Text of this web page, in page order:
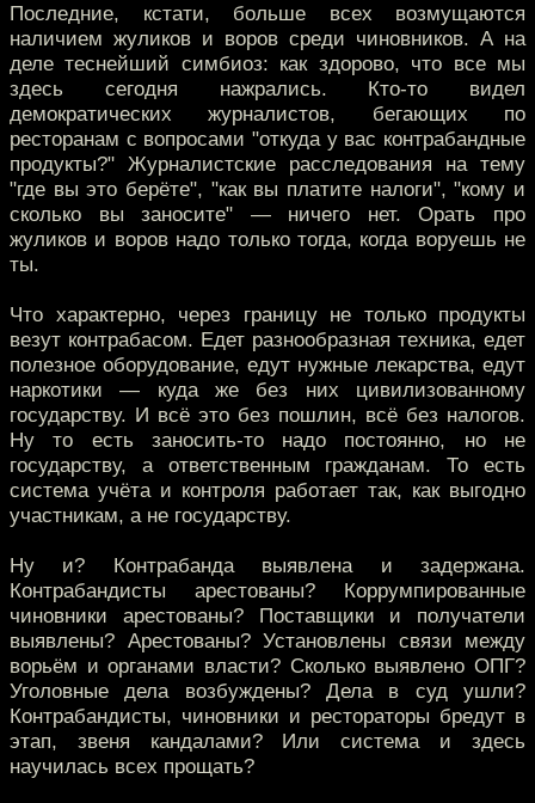
Последние, кстати, больше всех возмущаются
наличием жуликов и воров среди чиновников. А на
деле теснейший симбиоз: как здорово, что все мы
здесь сегодня нажрались. Кто-то видел
демократических журналистов, бегающих по
ресторанам с вопросами "откуда у вас контрабандные
продукты?" Журналистские расследования на тему
"где вы это берёте", "как вы платите налоги", "кому и
сколько вы заносите" — ничего нет. Орать про
жуликов и воров надо только тогда, когда воруешь не
ты.
Что характерно, через границу не только продукты
везут контрабасом. Едет разнообразная техника, едет
полезное оборудование, едут нужные лекарства, едут
наркотики — куда же без них цивилизованному
государству. И всё это без пошлин, всё без налогов.
Ну то есть заносить-то надо постоянно, но не
государству, а ответственным гражданам. То есть
система учёта и контроля работает так, как выгодно
участникам, а не государству.
Ну и? Контрабанда выявлена и задержана.
Контрабандисты арестованы? Коррумпированные
чиновники арестованы? Поставщики и получатели
выявлены? Арестованы? Установлены связи между
ворьём и органами власти? Сколько выявлено ОПГ?
Уголовные дела возбуждены? Дела в суд ушли?
Контрабандисты, чиновники и рестораторы бредут в
этап, звеня кандалами? Или система и здесь
научилась всех прощать?